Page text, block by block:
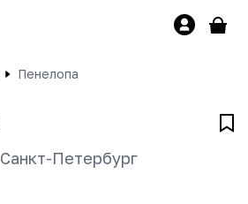
Пенелопа
Санкт-Петербург